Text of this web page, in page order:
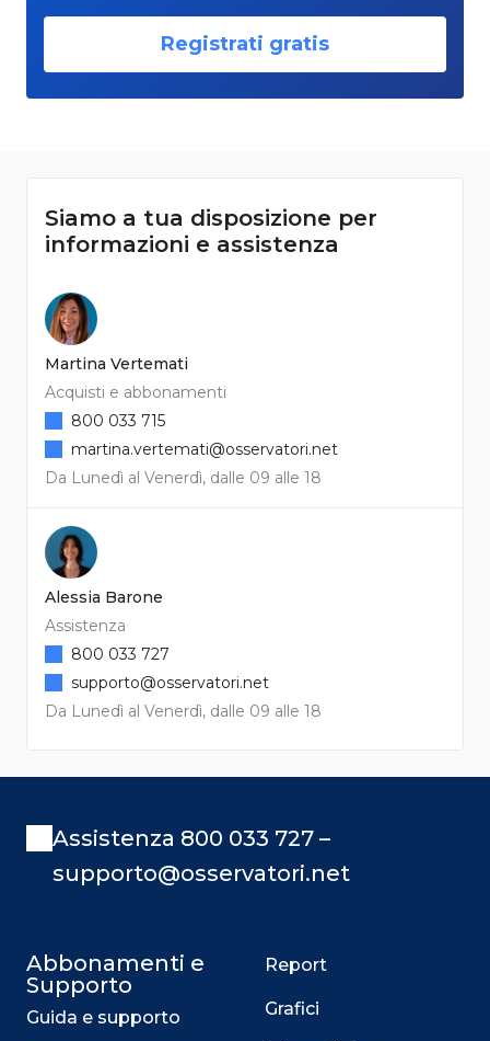
Registrati gratis
Siamo a tua disposizione per
informazioni e assistenza
Martina Vertemati
Acquisti e abbonamenti
Da Lunedì al Venerdì, dalle 09 alle 18
800 033 715
martina.vertemati@osservatori.net
Alessia Barone
Assistenza
Da Lunedì al Venerdì, dalle 09 alle 18
800 033 727
supporto@osservatori.net
Assistenza 800 033 727 –
supporto@osservatori.net
Abbonamenti e
Supporto
Guida e supporto
Report
Grafici